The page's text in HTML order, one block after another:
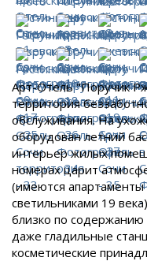
Арт-Отель "Поручик
территория
обслуживания. На
оборудован летний
интерьер жилых
номерах царит
(имеются
светильниками 19
близко по
даже гладильные
косметические